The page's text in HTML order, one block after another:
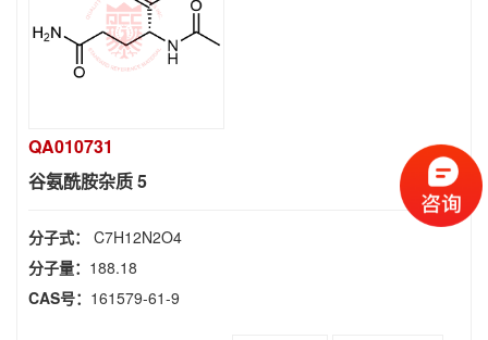
QA010731
谷氨酰胺杂质 5
分子式： C7H12N2O4
分子量： 188.18
CAS号： 161579-61-9